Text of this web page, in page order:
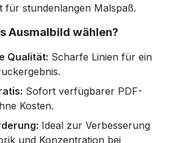
für stundenlangen Malspaß.
Ausmalbild wählen?
Qualität: Scharfe Linien für ein
Sofort verfügbarer PDF-
Kosten.
Ideal zur Verbesserung
und Konzentration bei